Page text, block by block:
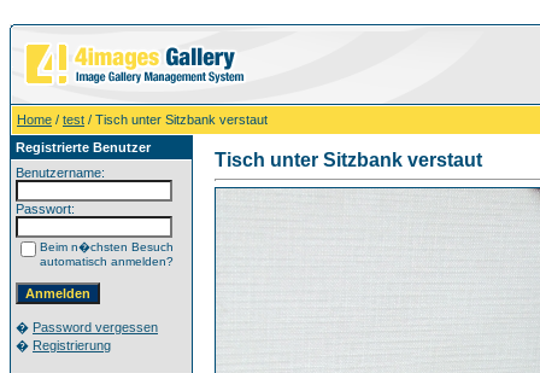
Home / test / Tisch unter Sitzbank verstaut
Registrierte Benutzer
Benutzername:
Passwort:
Beim n�chsten Besuch
automatisch anmelden?
� Password vergessen
� Registrierung
Tisch unter Sitzbank verstaut